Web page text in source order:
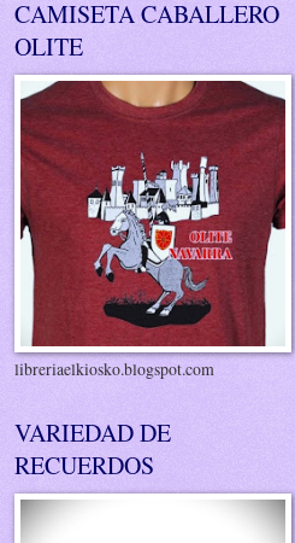
CAMISETA CABALLERO
OLITE
libreriaelkiosko.blogspot.com
VARIEDAD DE
RECUERDOS